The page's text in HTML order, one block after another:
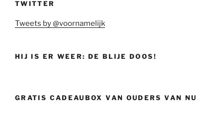
TWITTER
Tweets by @voornamelijk
HIJ IS ER WEER: DE BLIJE DOOS!
GRATIS CADEAUBOX VAN OUDERS VAN NU